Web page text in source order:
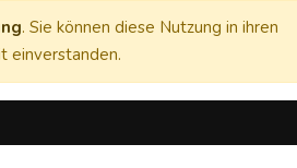
. Sie können diese Nutzung in ihren
einverstanden.